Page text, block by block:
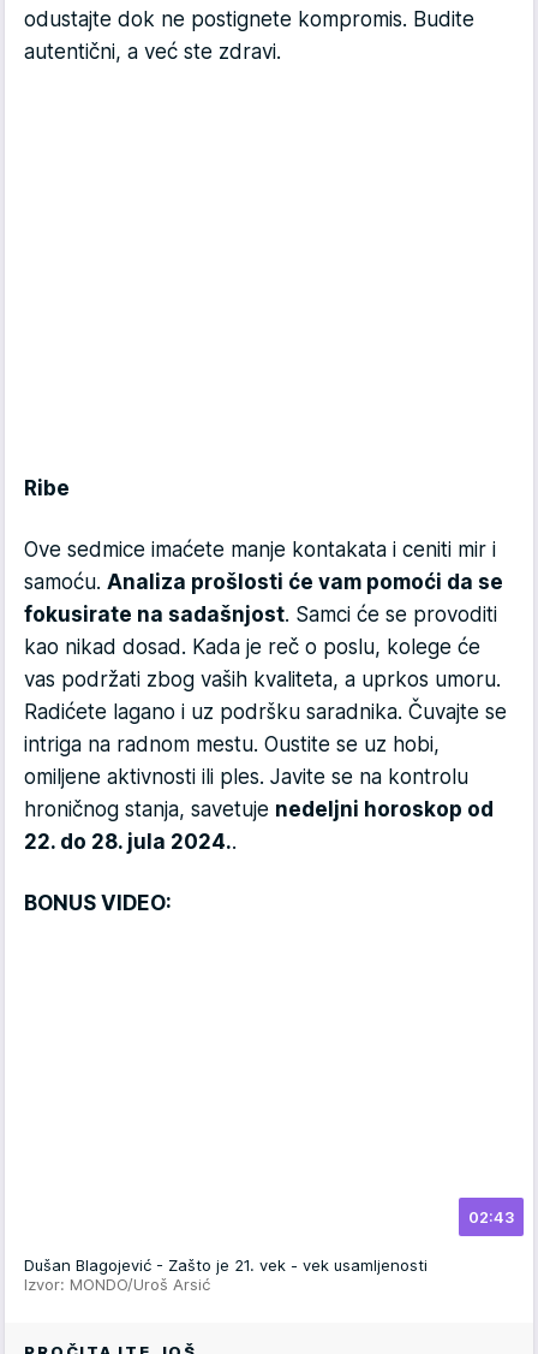
odustajte dok ne postignete kompromis. Budite
autentični, a već ste zdravi.
Ribe
Ove sedmice imaćete manje kontakata i ceniti mir i
samoću. Analiza prošlosti će vam pomoći da se
fokusirate na sadašnjost. Samci će se provoditi
kao nikad dosad. Kada je reč o poslu, kolege će
vas podržati zbog vaših kvaliteta, a uprkos umoru.
Radićete lagano i uz podršku saradnika. Čuvajte se
intriga na radnom mestu. Oustite se uz hobi,
omiljene aktivnosti ili ples. Javite se na kontrolu
hroničnog stanja, savetuje nedeljni horoskop od
22. do 28. jula 2024..
BONUS VIDEO:
02:43
Dušan Blagojević - Zašto je 21. vek - vek usamljenosti
Izvor: MONDO/Uroš Arsić